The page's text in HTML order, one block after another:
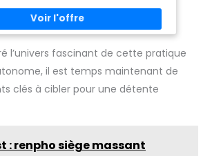
: le
peut
taille, les
le cou, le
jambes
les parties
au
massage peut attirer les
chats à se gratter. Si vous
n'êtes pas chez vous, vous
pouvez également profiter du
goût du massage. L'effet était
inattendu. Convient aux chats
à poils courts et à poils
: fabriqués en acier à ressort robuste en
les anneaux sont durables, doux pour la
à porter Lot de 10 anneaux
pratiques : contient 10 anneaux
idéal pour la maison, l'école, le bureau ou en
Petit et maniable, ils se glissent dans
sac ou trousse Aide apaisante : aide à
stress, les troubles anxieux, les attaques de
une utilisation Skill chez Borderline, un
l’univers fascinant de cette pratique
il est temps maintenant de
clés à cibler pour une détente
: renpho siège massant